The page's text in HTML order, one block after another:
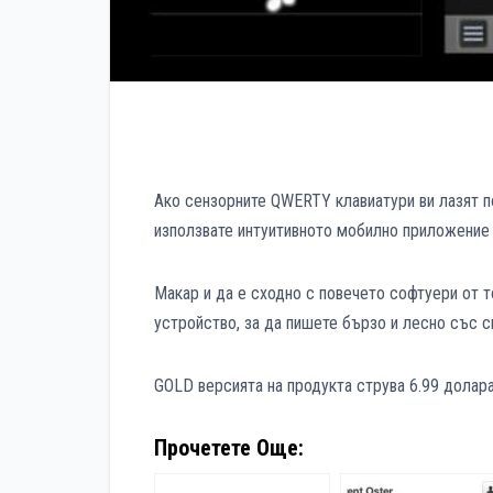
Ако сензорните QWERTY клавиатури ви
използвате интуитивното мобилно
Макар и да е сходно с повечето софтуери от
устройство, за да пишете бързо и лесно със
GOLD версията на продукта струва 6.99
Прочетете Още: